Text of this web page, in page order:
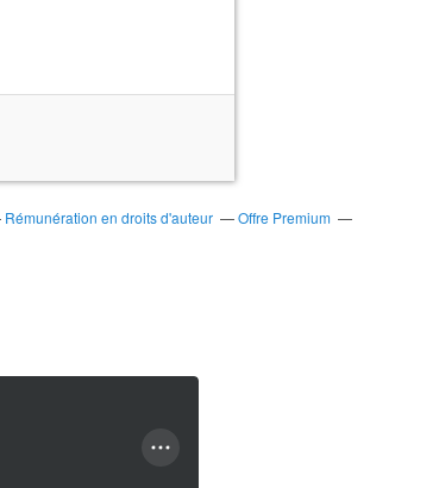
Rémunération en droits d'auteur
Offre Premium